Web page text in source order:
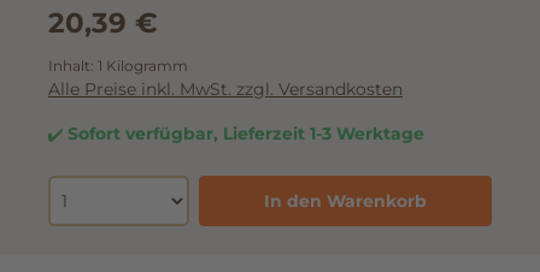
20,39 €
Inhalt: 1 Kilogramm
Alle Preise inkl. MwSt. zzgl. Versandkosten
Sofort verfügbar, Lieferzeit 1-3 Werktage
In den Warenkorb